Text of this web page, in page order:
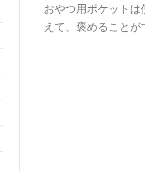
おやつ用ポケット
えて、褒めることが